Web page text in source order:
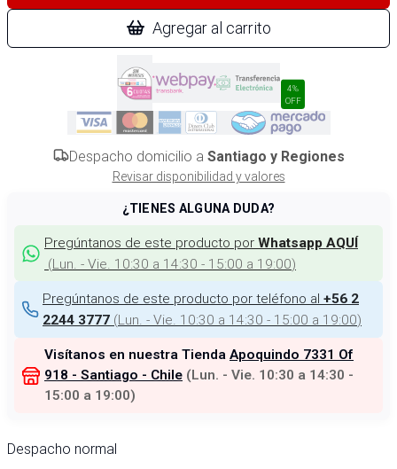
Agregar al carrito
4%
OFF
Despacho domicilio a Santiago y Regiones
Revisar disponibilidad y valores
¿TIENES ALGUNA DUDA?
Pregúntanos de este producto por Whatsapp AQUÍ
(Lun. - Vie. 10:30 a 14:30 - 15:00 a 19:00)
Pregúntanos de este producto por teléfono al +56 2
2244 3777 (Lun. - Vie. 10:30 a 14:30 - 15:00 a 19:00)
Visítanos en nuestra Tienda Apoquindo 7331 Of
918 - Santiago - Chile (Lun. - Vie. 10:30 a 14:30 -
15:00 a 19:00)
Despacho normal